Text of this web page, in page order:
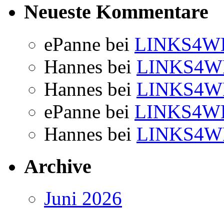
Neueste Kommentare
ePanne bei
Hannes bei
Hannes bei
ePanne bei
Hannes bei
Archive
Juni 2026